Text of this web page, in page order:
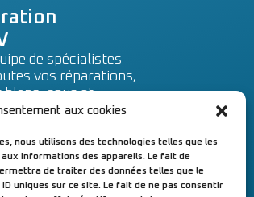
aux cookies
nous utilisons des technologies telles que les
informations des appareils. Le fait de
de traiter des données telles que le
uniques sur ce site. Le fait de ne pas consentir
de spécialistes
vos réparations,
blanc, sous et
charge dans notre
Cusset (03).
+